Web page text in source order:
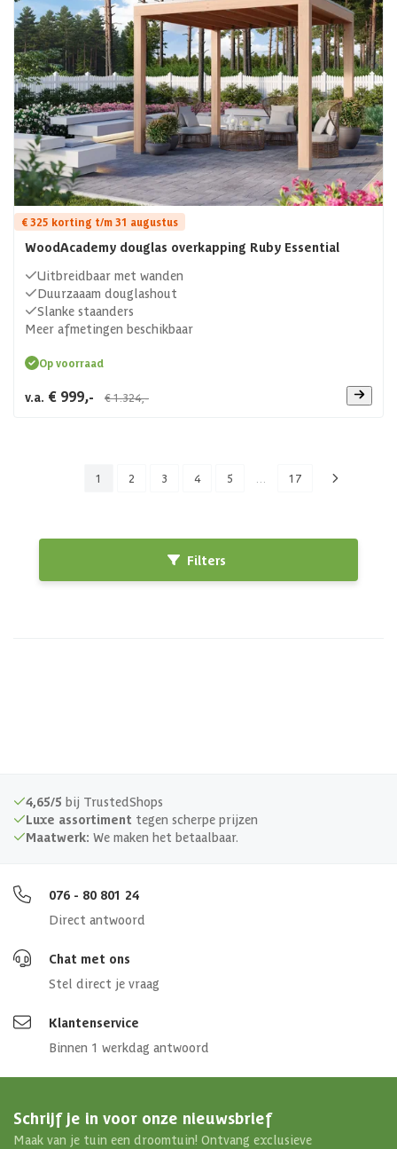
€ 325 korting t/m 31 augustus
WoodAcademy douglas overkapping Ruby Essential
Uitbreidbaar met wanden
Duurzaaam douglashout
Slanke staanders
Meer afmetingen beschikbaar
Op voorraad
v.a. € 999,- € 1.324,-
1 2 3 4 5 17
Filters
4,65/5 bij TrustedShops
Luxe assortiment tegen scherpe prijzen
Maatwerk: We maken het betaalbaar.
076 - 80 801 24
Direct antwoord
Chat met ons
Stel direct je vraag
Klantenservice
Binnen 1 werkdag antwoord
Schrijf je in voor onze nieuwsbrief
Maak van je tuin een droomtuin! Ontvang exclusieve